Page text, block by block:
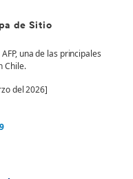
de Sitio
una de las principales
Chile.
del 2026]